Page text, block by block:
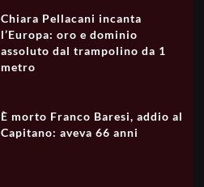
Chiara Pellacani incanta
l’Europa: oro e dominio
assoluto dal trampolino da 1
metro
È morto Franco Baresi, addio al
Capitano: aveva 66 anni